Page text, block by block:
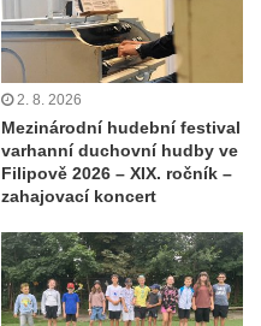
2. 8. 2026
Mezinárodní hudební festival
varhanní duchovní hudby ve
Filipově 2026 – XIX. ročník –
zahajovací koncert